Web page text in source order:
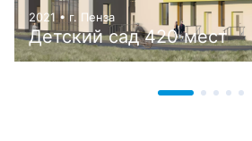
2021 • г. Пенза
Детский сад 420 мест